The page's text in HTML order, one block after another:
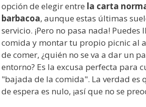
opción de elegir entre la carta
barbacoa, aunque estas últimas
servicio. ¡Pero no pasa nada!
comida y montar tu propio picnic al
de comer, ¿quién no se va a dar un
entorno? Es la excusa perfecta para
"bajada de la comida". La verdad es
de espera es nulo, ¡así que no se